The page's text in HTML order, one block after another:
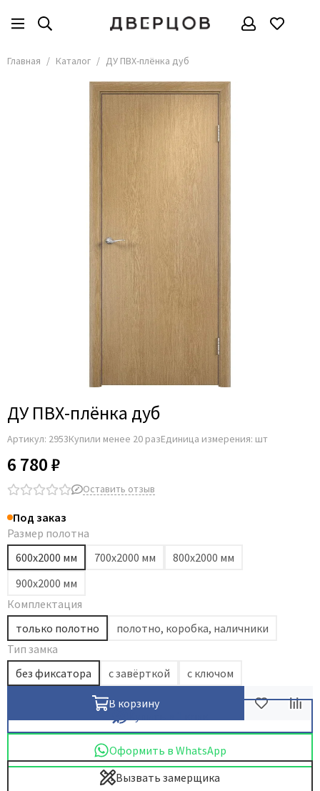
Главная Каталог ДУ ПВХ-плёнка дуб
ДУ ПВХ-плёнка дуб
Артикул: 2953Купили менее 20 разЕдиница измерения: шт
6 780 ₽
Оставить отзыв
Под заказ
Размер полотна
600х2000 мм
700х2000 мм
800х2000 мм
900х2000 мм
Комплектация
только полотно
полотно, коробка, наличники
Тип замка
без фиксатора
с завёрткой с ключом
В корзину
Оформить в WhatsApp
Вызвать замерщика